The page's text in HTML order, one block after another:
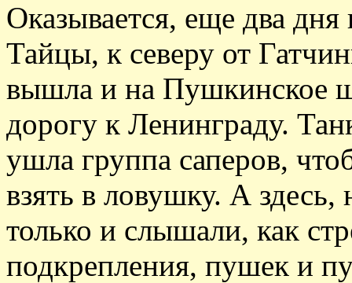
Оказывается, еще два
Тайцы, к северу от
вышла и на Пушкинское
дорогу к Ленинграду.
ушла группа саперов,
взять в ловушку. А
только и слышали, как
подкрепления, пушек и